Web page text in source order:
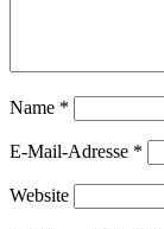
Name *
E-Mail-Adresse *
Website